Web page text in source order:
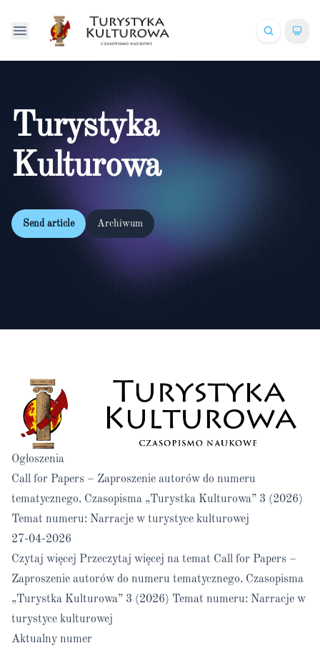
Turystyka
Kulturowa
Send article Archiwum
Ogłoszenia
Call for Papers – Zaproszenie autorów do numeru
tematycznego. Czasopisma „Turystka Kulturowa” 3 (2026)
Temat numeru: Narracje w turystyce kulturowej
27-04-2026
Czytaj więcej Przeczytaj więcej na temat Call for Papers –
Zaproszenie autorów do numeru tematycznego. Czasopisma
„Turystka Kulturowa” 3 (2026) Temat numeru: Narracje w
turystyce kulturowej
Aktualny numer